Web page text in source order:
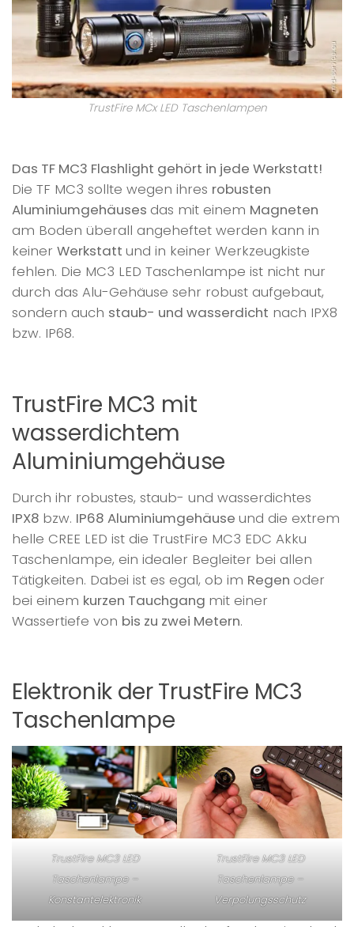
TrustFire MCx LED Taschenlampen
Das TF MC3 Flashlight gehört in jede Werkstatt!
Die TF MC3 sollte wegen ihres robusten
Aluminiumgehäuses das mit einem Magneten
am Boden überall angeheftet werden kann in
keiner Werkstatt und in keiner Werkzeugkiste
fehlen. Die MC3 LED Taschenlampe ist nicht nur
durch das Alu-Gehäuse sehr robust aufgebaut,
sondern auch staub- und wasserdicht nach IPX8
bzw. IP68.
TrustFire MC3 mit
wasserdichtem
Aluminiumgehäuse
Durch ihr robustes, staub- und wasserdichtes
IPX8 bzw. IP68 Aluminiumgehäuse und die extrem
helle CREE LED ist die TrustFire MC3 EDC Akku
Taschenlampe, ein idealer Begleiter bei allen
Tätigkeiten. Dabei ist es egal, ob im Regen oder
bei einem kurzen Tauchgang mit einer
Wassertiefe von bis zu zwei Metern.
Elektronik der TrustFire MC3
Taschenlampe
TrustFire MC3 LED
Taschenlampe –
Konstantelektronik
TrustFire MC3 LED
Taschenlampe –
Verpolungsschutz